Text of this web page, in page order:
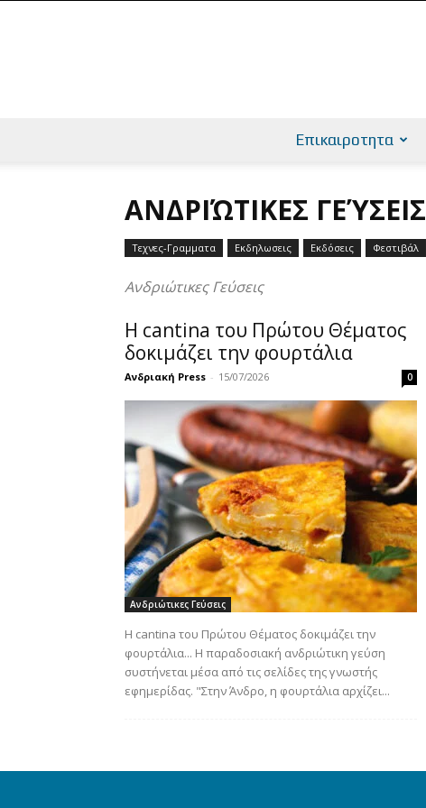
Επικαιροτητα
ΑΝΔΡΙΏΤΙΚΕΣ ΓΕΎΣΕΙΣ
Τεχνες-Γραμματα Εκδηλωσεις Εκδόσεις Φεστιβάλ
Ανδριώτικες Γεύσεις
Η cantina του Πρώτου Θέματος
δοκιμάζει την φουρτάλια
Ανδριακή Press - 15/07/2026 0
Ανδριώτικες Γεύσεις
Η cantina του Πρώτου Θέματος δοκιμάζει την
φουρτάλια... Η παραδοσιακή ανδριώτικη γεύση
συστήνεται μέσα από τις σελίδες της γνωστής
εφημερίδας. "Στην Άνδρο, η φουρτάλια αρχίζει...